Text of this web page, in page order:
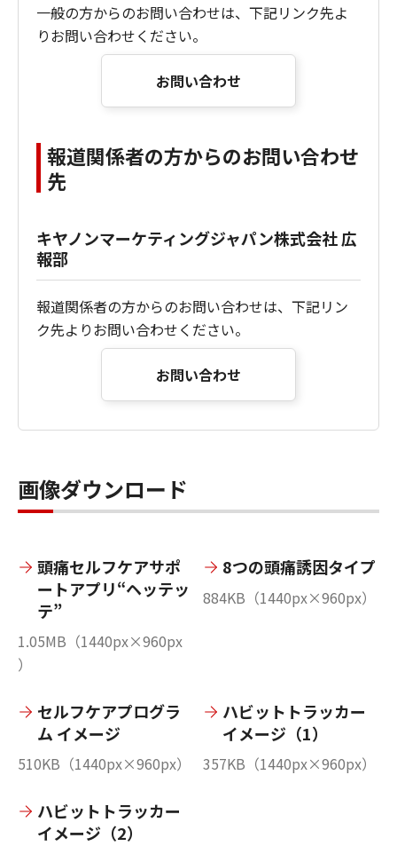
一般の方からのお問い合わせは、下記リンク先よ
りお問い合わせください。
お問い合わせ
報道関係者の方からのお問い合わせ
先
キヤノンマーケティングジャパン株式会社 広
報部
報道関係者の方からのお問い合わせは、下記リン
ク先よりお問い合わせください。
お問い合わせ
画像ダウンロード
頭痛セルフケアサポ
ートアプリ“ヘッテッ
テ”
1.05MB（1440px×960px
）
8つの頭痛誘因タイプ
884KB（1440px×960px）
セルフケアプログラ
ム イメージ
510KB（1440px×960px）
ハビットトラッカー
イメージ（1）
357KB（1440px×960px）
ハビットトラッカー
イメージ（2）